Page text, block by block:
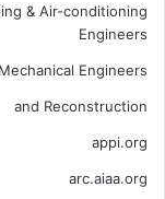
& Air-conditioning
Engineers
Engineers
and Reconstruction
appi.org
arc.aiaa.org